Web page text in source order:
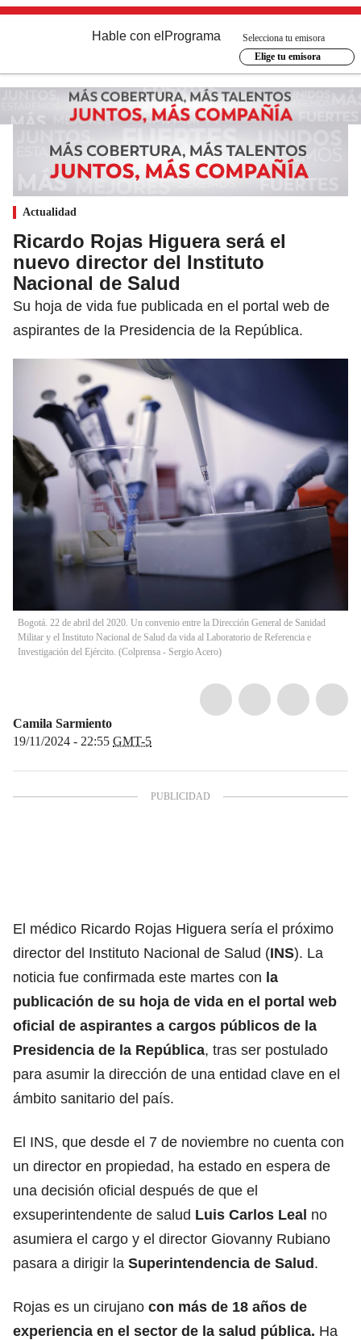
Hable con el Programa
Selecciona tu emisora
Elige tu emisora
Actualidad
Ricardo Rojas Higuera será el
nuevo director del Instituto
Nacional de Salud
Su hoja de vida fue publicada en el portal web de
aspirantes de la Presidencia de la República.
Bogotá. 22 de abril del 2020. Un convenio entre la Dirección General de Sanidad
Militar y el Instituto Nacional de Salud da vida al Laboratorio de Referencia e
Investigación del Ejército. (Colprensa - Sergio Acero)
Camila Sarmiento
19/11/2024 - 22:55 GMT-5
El médico Ricardo Rojas Higuera sería el próximo
director del Instituto Nacional de Salud (INS). La
noticia fue confirmada este martes con la
publicación de su hoja de vida en el portal web
oficial de aspirantes a cargos públicos de la
Presidencia de la República, tras ser postulado
para asumir la dirección de una entidad clave en el
ámbito sanitario del país.
El INS, que desde el 7 de noviembre no cuenta con
un director en propiedad, ha estado en espera de
una decisión oficial después de que el
exsuperintendente de salud Luis Carlos Leal no
asumiera el cargo y el director Giovanny Rubiano
pasara a dirigir la Superintendencia de Salud.
Rojas es un cirujano con más de 18 años de
experiencia en el sector de la salud pública. Ha